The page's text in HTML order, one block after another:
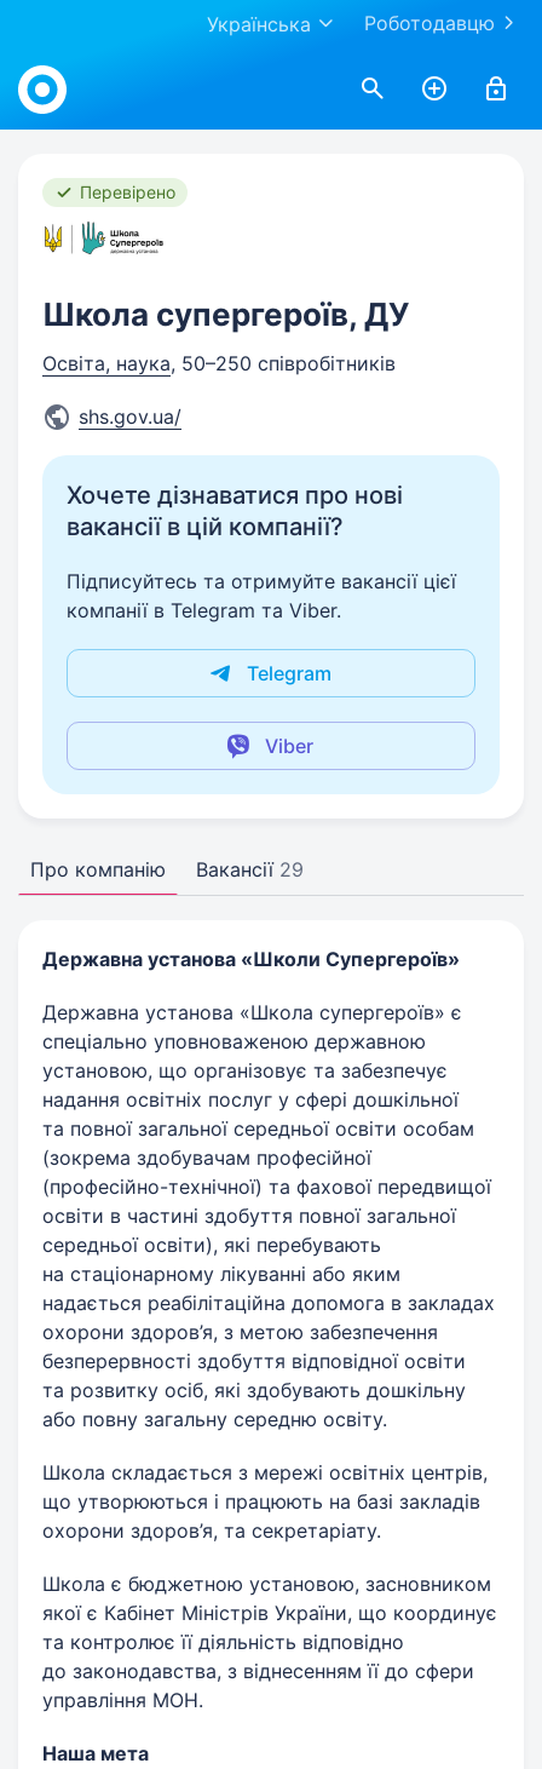
Роботодавцю
Українська
Work.ua
Перевірено
Школа супергероїв, ДУ
Освіта, наука, 50–250 співробітників
shs.gov.ua/
Хочете дізнаватися про нові
вакансії в цій компанії?
Підписуйтесь та отримуйте вакансії цієї
компанії в Telegram та Viber.
Telegram
Viber
Про компанію Вакансії 29
Державна установа «Школи Супергероїв»
Державна установа «Школа супергероїв» є
спеціально уповноваженою державною
установою, що організовує та забезпечує
надання освітніх послуг у сфері дошкільної
та повної загальної середньої освіти особам
(зокрема здобувачам професійної
(професійно-технічної) та фахової передвищої
освіти в частині здобуття повної загальної
середньої освіти), які перебувають
на стаціонарному лікуванні або яким
надається реабілітаційна допомога в закладах
охорони здоров’я, з метою забезпечення
безперервності здобуття відповідної освіти
та розвитку осіб, які здобувають дошкільну
або повну загальну середню освіту.
Школа складається з мережі освітніх центрів,
що утворюються і працюють на базі закладів
охорони здоров’я, та секретаріату.
Школа є бюджетною установою, засновником
якої є Кабінет Міністрів України, що координує
та контролює її діяльність відповідно
до законодавства, з віднесенням її до сфери
управління МОН.
Наша мета